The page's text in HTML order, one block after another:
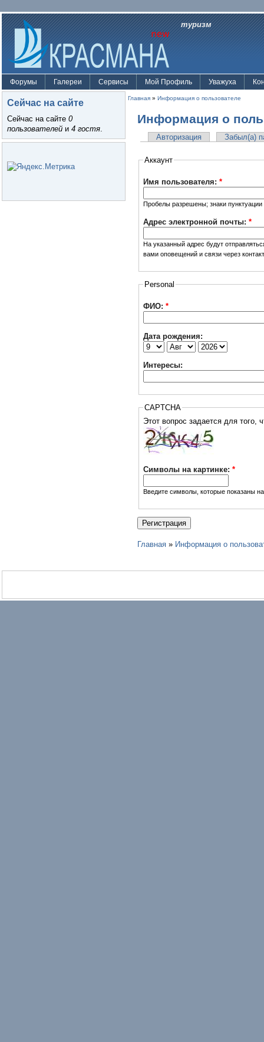
туризм
Форумы Галереи Сервисы Мой Профиль Уважуха
Сейчас на сайте
Сейчас на сайте 0
пользователей и 4 гостя.
Главная » Информация о пользователе
Информация о
Авторизация Забыл(а)
Аккаунт
Имя пользователя: *
Пробелы разрешены; знаки
Адрес электронной почты: *
На указанный адрес будут
вами оповещений и связи через
Personal
ФИО: *
Дата рождения:
Интересы:
CAPTCHA
Символы на картинке: *
Введите символы, которые показаны на
Главная » Информация о